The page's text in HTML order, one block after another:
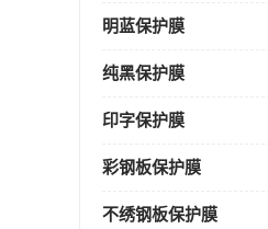
明蓝保护膜
纯黑保护膜
印字保护膜
彩钢板保护膜
不绣钢板保护膜